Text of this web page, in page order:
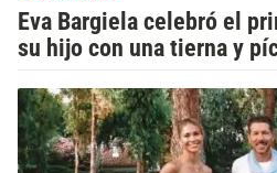
Eva Bargiela celebró el
su hijo con una tierna y